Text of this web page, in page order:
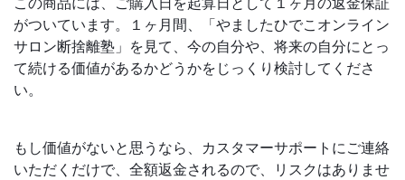
がついています。１ヶ月間、「やましたひでこオンライン
サロン断捨離塾」を見て、今の自分や、将来の自分にとっ
て続ける価値があるかどうかをじっくり検討してくださ
い。
もし価値がないと思うなら、カスタマーサポートにご連絡
いただくだけで、全額返金されるので、リスクはありませ